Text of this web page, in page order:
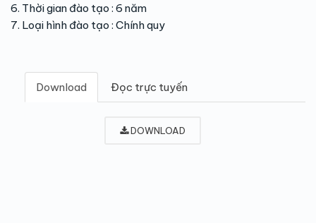
6. Thời gian đào tạo : 6 năm
7. Loại hình đào tạo : Chính quy
Download Đọc trực tuyến
DOWNLOAD